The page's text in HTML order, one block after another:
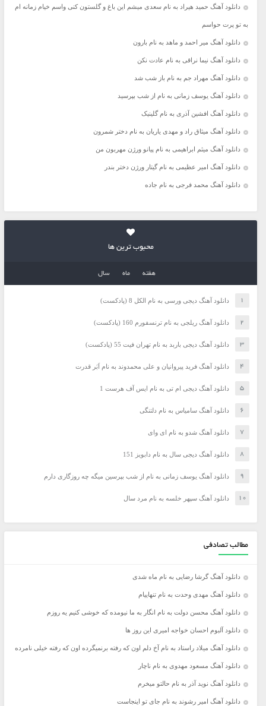
دانلود آهنگ حمید هیراد به نام سعدی میشم این باغ و گلستون کنی واسم خیام زمانه ام
به تو پرت حواسم
دانلود آهنگ میر احمد و ماهد به نام بارون
دانلود آهنگ نیما نراقی به نام عادت نکن
دانلود آهنگ مهراد جم به نام باز شب شد
دانلود آهنگ یوسف زمانی به نام از شب بپرسید
دانلود آهنگ افشین آذری به نام گلینیک
دانلود آهنگ میثاق راد و مهدی یاریان به نام دختر شمرون
دانلود آهنگ میثم ابراهیمی به نام پیانو ورژن مهربون من
دانلود آهنگ امیر عظیمی به نام گیتار ورژن دختر بندر
دانلود آهنگ محمد فرجی به نام جاده
محبوب ترین ها
هفته ماه سال
دانلود آهنگ دیجی ورسی به نام الکل 8 (پادکست)
دانلود آهنگ ریلجی به نام ترنسفورم 160 (پادکست)
دانلود آهنگ دیجی باربد به نام تهران فیت 55 (پادکست)
دانلود آهنگ فرید پیروانیان و علی محمدوند به نام اَبَر قدرت
دانلود آهنگ دیجی ام تی به نام ایس آف هرست 1
دانلود آهنگ سامیاس به نام دلتنگی
دانلود آهنگ شدو به نام ای وای
دانلود آهنگ دیجی سال به نام دابویز 151
دانلود آهنگ یوسف زمانی به نام از شب بپرسین میگه چه روزگاری دارم
دانلود آهنگ سپهر خلسه به نام مرد سال
مطالب تصادفی
دانلود آهنگ گرشا رضایی به نام ماه شدی
دانلود آهنگ مهدی وحدت به نام تنهاییام
دانلود آهنگ محسن دولت به نام انگار به ما نیومده که خوشی کنیم یه روزم
دانلود آلبوم احسان خواجه امیری این روز ها
دانلود آهنگ میلاد راستاد به نام آخ دلم اون که رفته برنمیگرده اون که رفته خیلی نامرده
دانلود آهنگ مسعود مهدوی به نام ناچار
دانلود آهنگ نوید آذر به نام حالتو میخرم
دانلود آهنگ امیر رشوند به نام جای تو اینجاست